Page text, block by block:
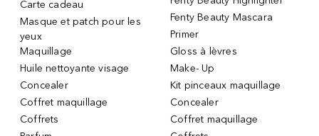
Carte cadeau
Masque et patch pour les
yeux
Maquillage
Huile nettoyante visage
Concealer
Coffret maquillage
Coffrets
Fenty Beauty Mascara
Primer
Gloss à lèvres
Make- Up
Kit pinceaux maquillage
Concealer
Coffret maquillage